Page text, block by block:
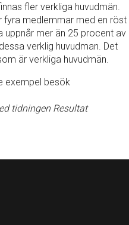
fler verkliga huvudmän.
fyra medlemmar med en röst
uppnår mer än 25 procent av
verklig huvudman. Det
är verkliga huvudmän.
exempel besök
tidningen Resultat